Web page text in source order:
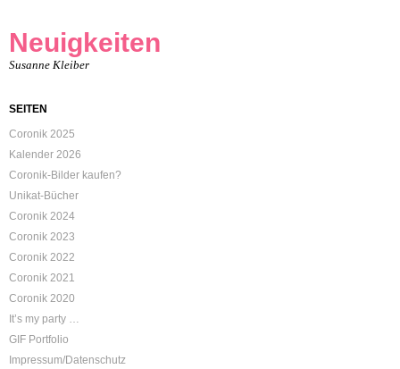
Neuigkeiten
Susanne Kleiber
SEITEN
Coronik 2025
Kalender 2026
Coronik-Bilder kaufen?
Unikat-Bücher
Coronik 2024
Coronik 2023
Coronik 2022
Coronik 2021
Coronik 2020
It’s my party …
GIF Portfolio
Impressum/Datenschutz